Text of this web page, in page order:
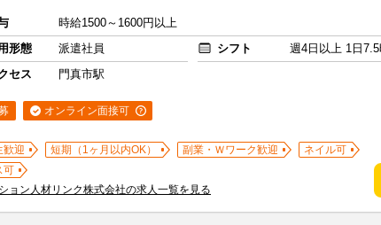
時給1500～1600円以上
形態
派遣社員 シフト
セス
門真市駅
オンライン面接可
歓迎 短期（1ヶ月以内OK） 副業・Ｗワーク歓迎
ネイル可
可
ョン人材リンク株式会社の求人一覧を見る